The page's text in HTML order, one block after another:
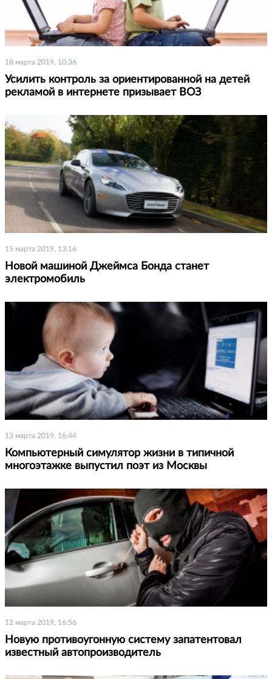
18 марта 2019, 10:36
Усилить контроль за ориентированной на детей
рекламой в интернете призывает ВОЗ
15 марта 2019, 13:16
Новой машиной Джеймса Бонда станет
электромобиль
13 марта 2019, 16:44
Компьютерный симулятор жизни в типичной
многоэтажке выпустил поэт из Москвы
12 марта 2019, 16:56
Новую противоугонную систему запатентовал
известный автопроизводитель